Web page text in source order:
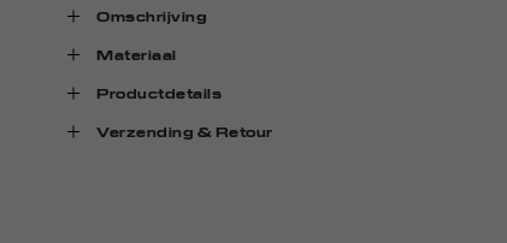
Omschrijving
Materiaal
Productdetails
Verzending & Retour